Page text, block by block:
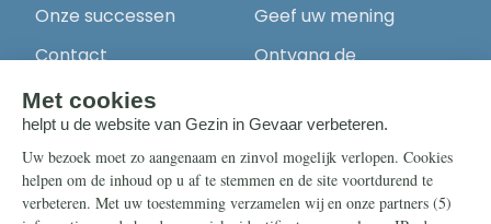
Onze successen
Contact
Geef uw mening
Ontvang de
Steun ons
Nieuwsbrief
Info
Contact